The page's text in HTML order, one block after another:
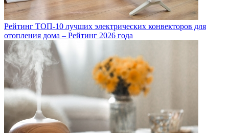
Рейтинг ТОП-10 лучших электрических конвекторов для
отопления дома – Рейтинг 2026 года